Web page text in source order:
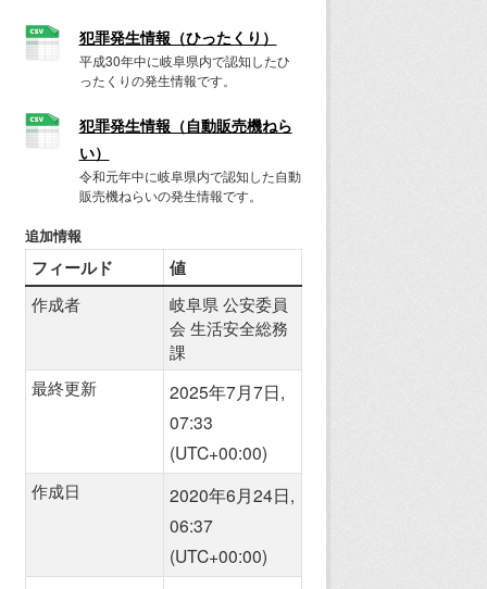
犯罪発生情報（ひったくり）
平成30年中に岐阜県内で認知したひ
ったくりの発生情報です。
犯罪発生情報（自動販売機ねら
い）
令和元年中に岐阜県内で認知した自動
販売機ねらいの発生情報です。
追加情報
フィールド 値
作成者
岐阜県 公安委員
会 生活安全総務
課
最終更新
2025年7月7日,
07:33
(UTC+00:00)
作成日
2020年6月24日,
06:37
(UTC+00:00)